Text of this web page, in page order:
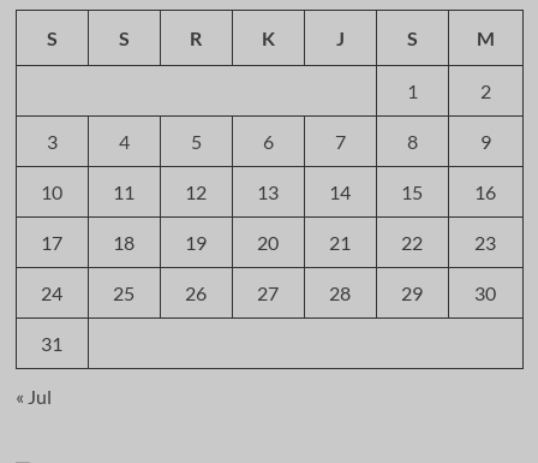
S S R K J S M
1 2
3 4 5 6 7 8 9
10 11 12 13 14 15 16
17 18 19 20 21 22 23
24 25 26 27 28 29 30
31
« Jul